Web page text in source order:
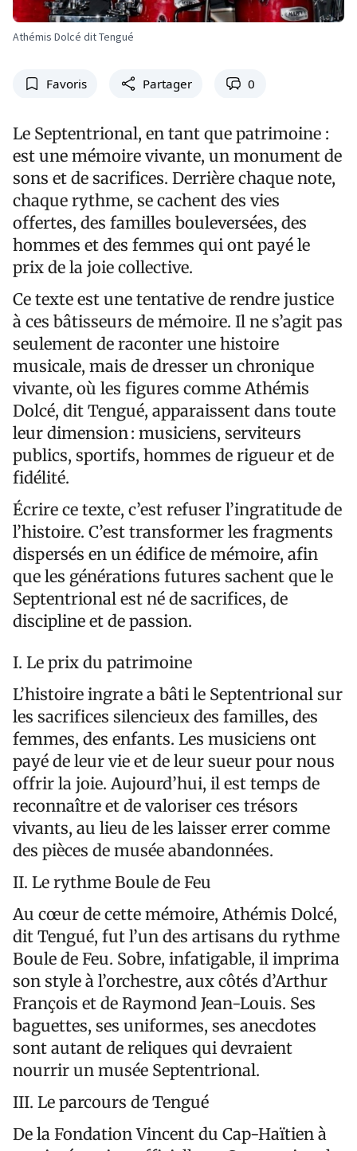
Athémis Dolcé dit Tengué
Favoris Partager 0
Le Septentrional, en tant que patrimoine :
est une mémoire vivante, un monument de
sons et de sacrifices. Derrière chaque note,
chaque rythme, se cachent des vies
offertes, des familles bouleversées, des
hommes et des femmes qui ont payé le
prix de la joie collective.
Ce texte est une tentative de rendre justice
à ces bâtisseurs de mémoire. Il ne s’agit pas
seulement de raconter une histoire
musicale, mais de dresser un chronique
vivante, où les figures comme Athémis
Dolcé, dit Tengué, apparaissent dans toute
leur dimension : musiciens, serviteurs
publics, sportifs, hommes de rigueur et de
fidélité.
Écrire ce texte, c’est refuser l’ingratitude de
l’histoire. C’est transformer les fragments
dispersés en un édifice de mémoire, afin
que les générations futures sachent que le
Septentrional est né de sacrifices, de
discipline et de passion.
I. Le prix du patrimoine
L’histoire ingrate a bâti le Septentrional sur
les sacrifices silencieux des familles, des
femmes, des enfants. Les musiciens ont
payé de leur vie et de leur sueur pour nous
offrir la joie. Aujourd’hui, il est temps de
reconnaître et de valoriser ces trésors
vivants, au lieu de les laisser errer comme
des pièces de musée abandonnées.
II. Le rythme Boule de Feu
Au cœur de cette mémoire, Athémis Dolcé,
dit Tengué, fut l’un des artisans du rythme
Boule de Feu. Sobre, infatigable, il imprima
son style à l’orchestre, aux côtés d’Arthur
François et de Raymond Jean-Louis. Ses
baguettes, ses uniformes, ses anecdotes
sont autant de reliques qui devraient
nourrir un musée Septentrional.
III. Le parcours de Tengué
De la Fondation Vincent du Cap-Haïtien à